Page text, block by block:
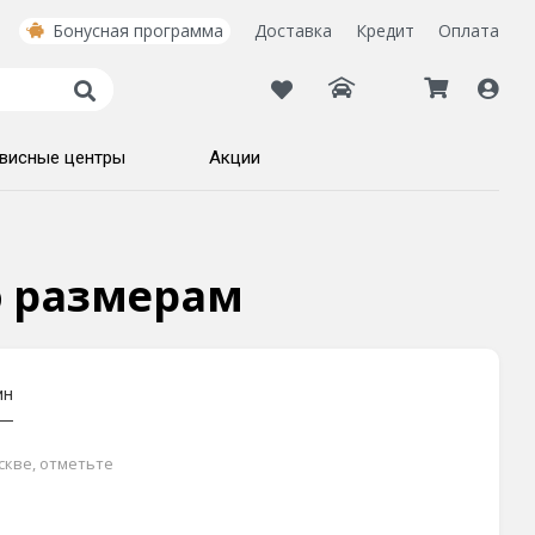
Бонусная программа Доставка Кредит Оплата
центры Акции
размерам
отметьте